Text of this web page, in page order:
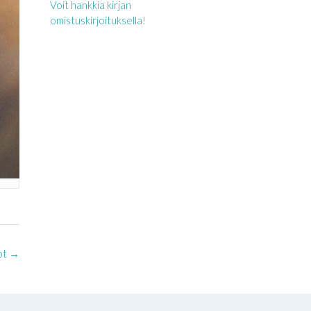
→
Voit hankkia kirjan
omistuskirjoituksella!